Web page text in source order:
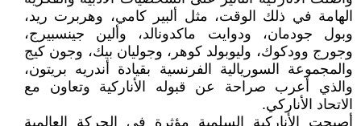
الهامة في ذلك الوقت، مثل ألبير كامي، وهربرت ريد،
وبول جودمان، ودوايت ماكدونالد، وألين جينسبيرج،
وجورج وودكوك، وليوبولد كوهر، وجوليان بيك، وجون كيج
والمجموعة السوريالية الفرنسية بقيادة أندريه بريتون،
والذي أعرب صراحة عن قبوله الأناركية وتعاون مع
الاتحاد الأناركي.
أصبحت الأناركية السلمية مؤثرة في الحركة العالمية